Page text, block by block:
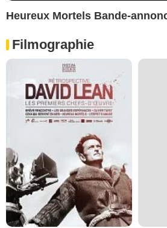
Heureux Mortels Bande-
Filmographie